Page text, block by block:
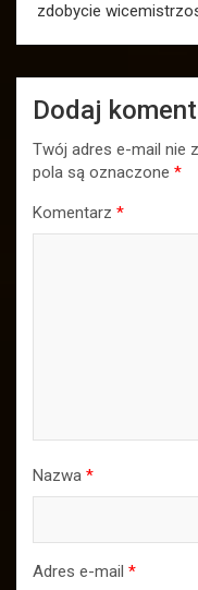
zdobycie
Dodaj
Twój adres e-mail nie
pola są oznaczone *
Komentarz *
Nazwa *
Adres e-mail *